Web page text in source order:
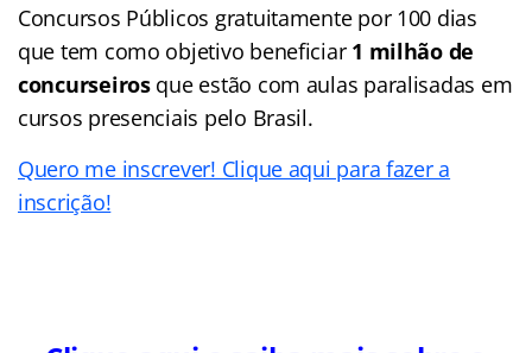
Concursos Públicos gratuitamente por 100 dias
que tem como objetivo beneficiar 1 milhão de
concurseirosque estão com aulas paralisadas em
cursos presenciais pelo Brasil.
Quero me inscrever! Clique aqui para fazer a
inscrição!